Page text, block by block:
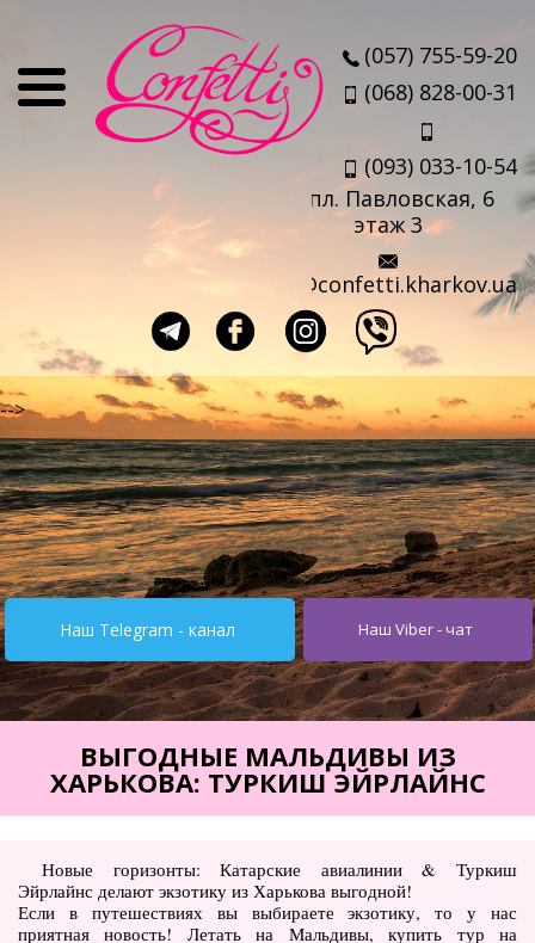
Отзывы
Выезд агента
Прокат чемоданов
Такси в аэропорт
Travel-sim
Страны
Турция от $195
Кипр от $251
Египет от $252
Тунис от $245
Италия от $355
ОАЭ от $345
Украина от $11
(057) 755-59-20
(068) 828-00-31
(093) 033-10-54
пл. Павловская, 6
этаж 3
info@confetti.kharkov.ua
-->
Наш Telegram - канал Наш Viber - чат
ВЫГОДНЫЕ МАЛЬДИВЫ ИЗ
ХАРЬКОВА: ТУРКИШ ЭЙРЛАЙНС
Новые горизонты: Катарские авиалинии & Туркиш
Эйрлайнс делают экзотику из Харькова выгодной!
Если в путешествиях вы выбираете экзотику, то у нас
приятная новость! Летать на Мальдивы, купить тур на